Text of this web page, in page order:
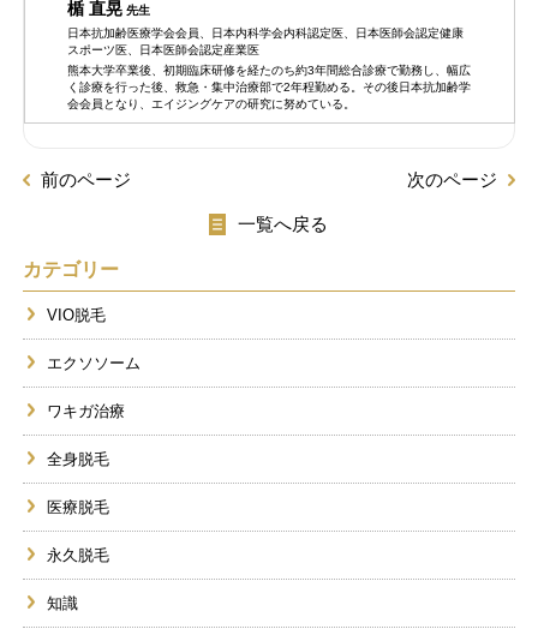
楯 直晃先生
日本抗加齢医療学会会員、日本内科学会内科認定医、日本医師会認定健康
スポーツ医、日本医師会認定産業医
熊本大学卒業後、初期臨床研修を経たのち約3年間総合診療で勤務し、幅広
く診療を行った後、救急・集中治療部で2年程勤める。その後日本抗加齢学
会会員となり、エイジングケアの研究に努めている。
前のページ 次のページ
一覧へ戻る
カテゴリー
VIO脱毛
エクソソーム
ワキガ治療
全身脱毛
医療脱毛
永久脱毛
知識